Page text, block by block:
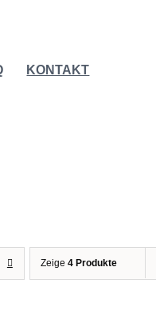
KONTAKT
Zeige 4 Produkte
IN